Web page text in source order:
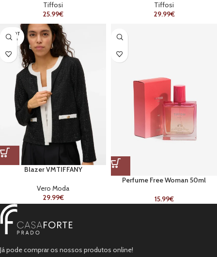
Tiffosi
25.99€
Tiffosi
29.99€
ESGOT
ADO
Blazer VMTIFFANY
Vero Moda
29.99€
Perfume Free Woman 50ml
15.99€
Já pode comprar os nossos produtos online!